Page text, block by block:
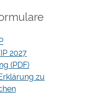
2027
(PDF)
zu